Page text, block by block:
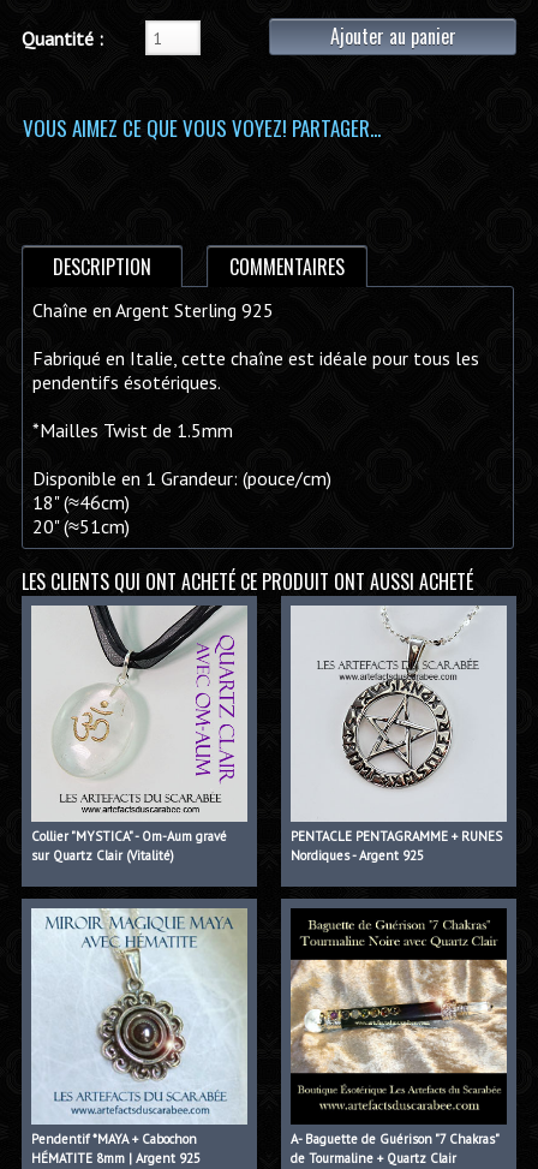
Quantité : Ajouter au panier
VOUS AIMEZ CE QUE VOUS VOYEZ! PARTAGER...
DESCRIPTION COMMENTAIRES
Chaîne en Argent Sterling 925
Fabriqué en Italie, cette chaîne est idéale pour tous les
pendentifs ésotériques.
*Mailles Twist de 1.5mm
Disponible en 1 Grandeur: (pouce/cm)
18" (≈46cm)
20" (≈51cm)
LES CLIENTS QUI ONT ACHETÉ CE PRODUIT ONT AUSSI ACHETÉ
Collier "MYSTICA" - Om-Aum gravé
sur Quartz Clair (Vitalité)
PENTACLE PENTAGRAMME + RUNES
Nordiques - Argent 925
Pendentif *MAYA + Cabochon
HÉMATITE 8mm | Argent 925
A- Baguette de Guérison "7 Chakras"
de Tourmaline + Quartz Clair